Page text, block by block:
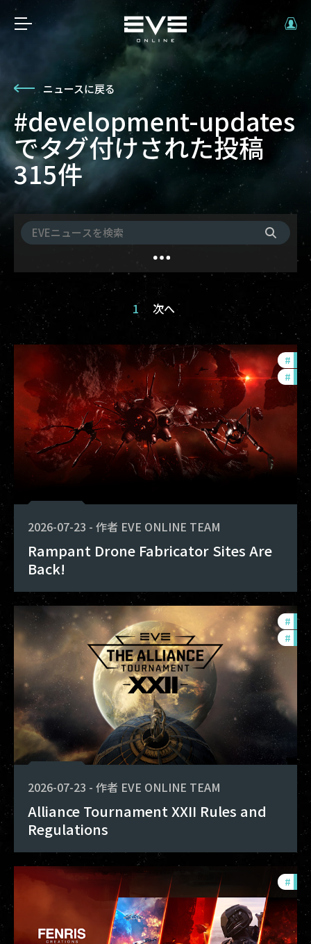
ニュースに戻る
#development-updates
でタグ付けされた投稿
315件
1 次へ
#
#
2026-07-23 - 作者 EVE ONLINE TEAM
Rampant Drone Fabricator Sites Are
Back!
#
#
2026-07-23 - 作者 EVE ONLINE TEAM
Alliance Tournament XXII Rules and
Regulations
#